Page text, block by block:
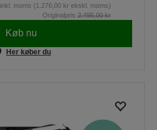
inkl. moms (1.276,00 kr ekskl. moms)
Originalpris 2.495,00 kr
Køb nu
Her køber du